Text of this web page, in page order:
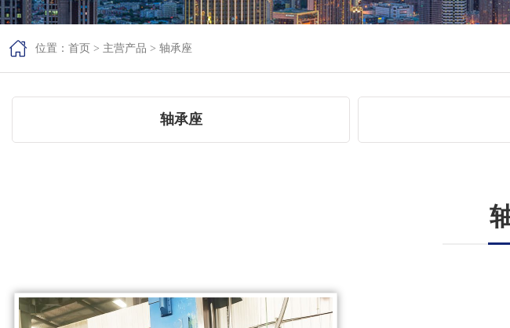
 位置： 首页 > 主营产品 > 轴承座
轴承座